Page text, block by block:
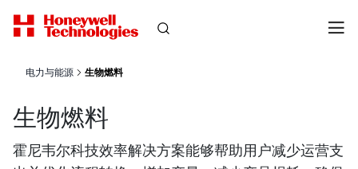
电力与能源 生物燃料
生物燃料
霍尼韦尔科技效率解决方案能够帮助用户减少运营支